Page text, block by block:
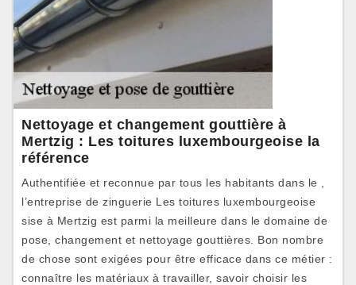
Nettoyage et changement gouttière à
Mertzig : Les toitures luxembourgeoise la
référence
Authentifiée et reconnue par tous les habitants dans le ,
l’entreprise de zinguerie Les toitures luxembourgeoise
sise à Mertzig est parmi la meilleure dans le domaine de
pose, changement et nettoyage gouttières. Bon nombre
de chose sont exigées pour être efficace dans ce métier :
connaître les matériaux à travailler, savoir choisir les